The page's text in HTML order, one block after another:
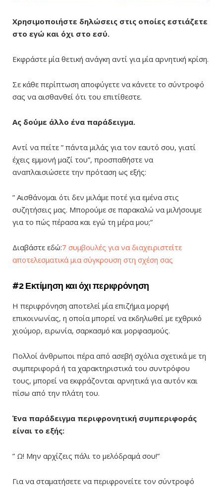
Χρησιμοποιήστε δηλώσεις στις οποίες εστιάζετε
στο εγώ και όχι στο εσύ.
Εκφράστε μία θετική ανάγκη αντί για μία αρνητική κρίση.
Σε κάθε περίπτωση αποφύγετε να κάνετε το σύντροφό
σας να αισθανθεί ότι του επιτίθεστε.
Ας δούμε άλλο ένα παράδειγμα.
Αντί να πείτε ” πάντα μιλάς για τον εαυτό σου, γιατί
έχεις εμμονή μαζί του”, προσπαθήστε να
αναπλαισιώσετε την πρόταση ως εξής:
” Αισθάνομαι ότι δεν μιλάμε ποτέ για εμένα στις
συζητήσεις μας. Μπορούμε σε παρακαλώ να μιλήσουμε
για το πώς πέρασα και εγώ τη μέρα μου;”
Διαβάστε εδώ:7 συμβουλές για να διαχειριστείτε
αποτελεσματικά μια σύγκρουση στη σχέση σας
#2 Εκτίμηση και όχι περιφρόνηση
Η περιφρόνηση αποτελεί μία επιζήμια μορφή
επικοινωνίας, η οποία μπορεί να εκδηλωθεί με εχθρικό
χιούμορ, ειρωνία, σαρκασμό και μορφασμούς.
Πολλοί άνθρωποι πέρα από ασεβή σχόλια σχετικά με τη
συμπεριφορά ή τα χαρακτηριστικά του συντρόφου
τους, μπορεί να εκφράζονται αρνητικά για αυτόν και
πίσω από την πλάτη του.
Ένα παράδειγμα περιφρονητική συμπεριφοράς
είναι το εξής:
” Ω! Μην αρχίζεις πάλι το μελόδραμά σου!”
Για να σταματήσετε να περιφρονείτε τον σύντροφό